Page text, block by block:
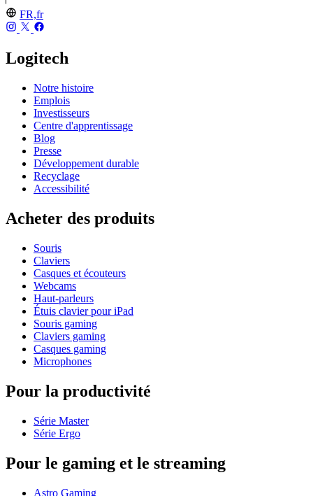
FR,fr
Logitech
Notre histoire
Emplois
Investisseurs
Centre d'apprentissage
Blog
Presse
Développement durable
Recyclage
Accessibilité
Acheter des produits
Souris
Claviers
Casques et écouteurs
Webcams
Haut-parleurs
Étuis clavier pour iPad
Souris gaming
Claviers gaming
Casques gaming
Microphones
Pour la productivité
Série Master
Série Ergo
Pour le gaming et le streaming
Astro Gaming